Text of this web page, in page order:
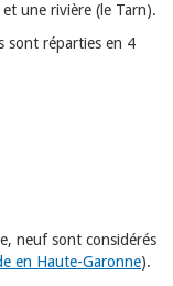
et une rivière (le Tarn).
sont réparties en 4
neuf sont considérés
en Haute-Garonne).